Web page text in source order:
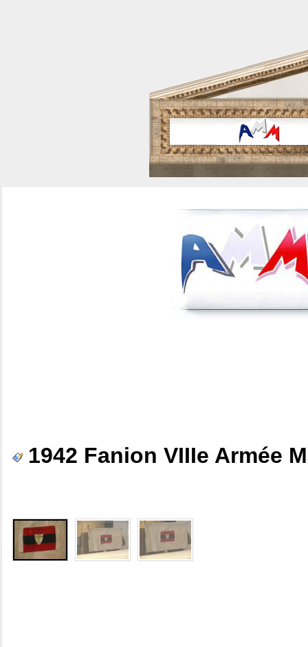
1942 Fanion VIIIe Armée